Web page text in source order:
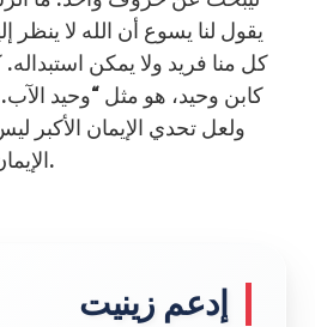
يقول لنا يسوع أن الله لا
كل منا فريد ولا يمكن
كابن وحيد، هو مثل “وحيد
ولعل تحدي الإيمان الأكبر
الإيمان بحبه المجنون للإنسان.
إدعم زينيت